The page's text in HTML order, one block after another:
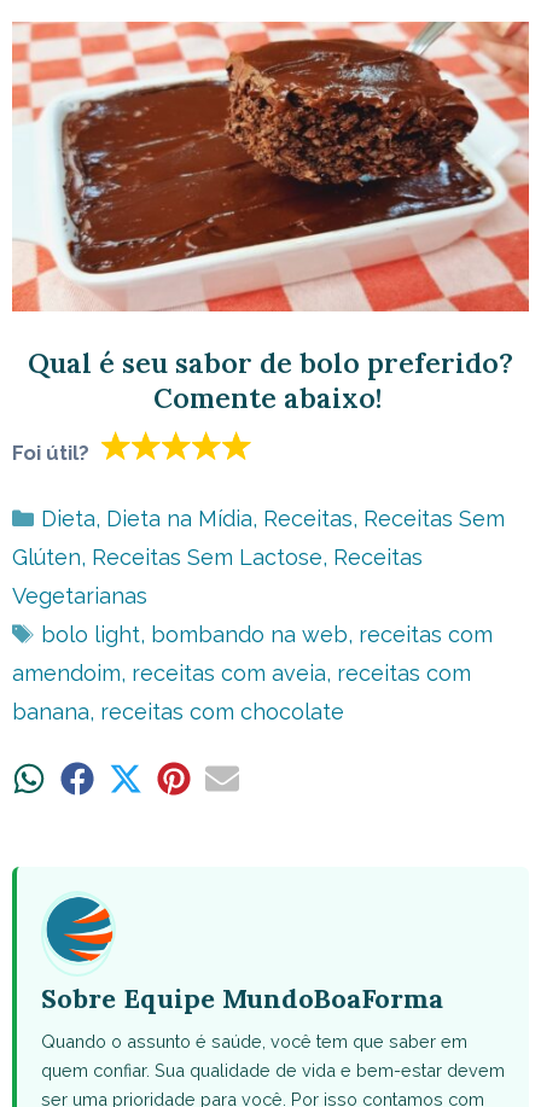
Qual é seu sabor de bolo preferido?
Comente abaixo!
Foi útil?
Categorias
Dieta, Dieta na Mídia, Receitas, Receitas Sem
Glúten, Receitas Sem Lactose, Receitas
Vegetarianas
Tags
bolo light, bombando na web, receitas com
amendoim, receitas com aveia, receitas com
banana, receitas com chocolate
ShareShare ShareShareShare
Sobre Equipe MundoBoaForma
Quando o assunto é saúde, você tem que saber em
quem confiar. Sua qualidade de vida e bem-estar devem
ser uma prioridade para você. Por isso contamos com